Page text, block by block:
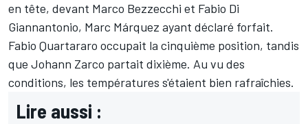
en tête, devant Marco Bezzecchi et Fabio Di
Giannantonio, Marc Márquez ayant déclaré forfait.
Fabio Quartararo occupait la cinquième position, tandis
que Johann Zarco partait dixième. Au vu des
conditions, les températures s'étaient bien rafraîchies.
Lire aussi :